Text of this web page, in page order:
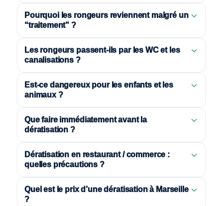
Pourquoi les rongeurs reviennent malgré un
“traitement” ?
Les rongeurs passent-ils par les WC et les
canalisations ?
Est-ce dangereux pour les enfants et les
animaux ?
Que faire immédiatement avant la
dératisation ?
Dératisation en restaurant / commerce :
quelles précautions ?
Quel est le prix d’une dératisation à Marseille
?